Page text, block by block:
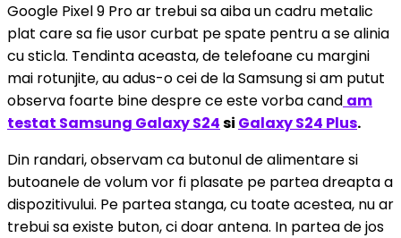
Google Pixel 9 Pro ar trebui sa aiba un cadru metalic
plat care sa fie usor curbat pe spate pentru a se alinia
cu sticla. Tendinta aceasta, de telefoane cu margini
mai rotunjite, au adus-o cei de la Samsung si am putut
observa foarte bine despre ce este vorba cand am
testat Samsung Galaxy S24si Galaxy S24 Plus.
Din randari, observam ca butonul de alimentare si
butoanele de volum vor fi plasate pe partea dreapta a
dispozitivului. Pe partea stanga, cu toate acestea, nu ar
trebui sa existe buton, ci doar antena. In partea de jos